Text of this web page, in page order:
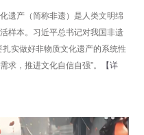
遗产（简称非遗）是人类文明绵
样本。习近平总书记对我国非遗
实做好非物质文化遗产的系统性
求，推进文化自信自强”。
【详